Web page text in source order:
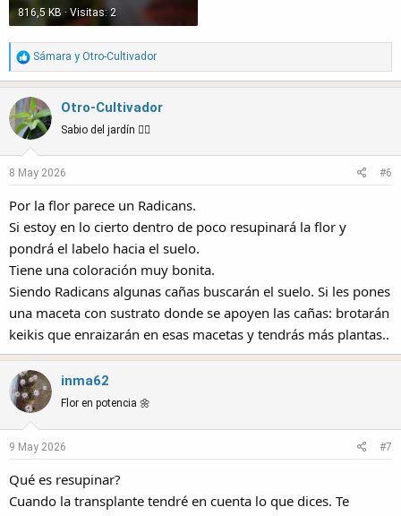
816,5 KB · Visitas: 2
R
e
c
t
i
o
n
Sámara y Otro-Cultivador
Otro-Cultivador
Sabio del jardín 🧙‍♂️
8 May 2026 #6
Por la flor parece un Radicans.
Si estoy en lo cierto dentro de poco resupinará la flor y
pondrá el labelo hacia el suelo.
Tiene una coloración muy bonita.
Siendo Radicans algunas cañas buscarán el suelo. Si les pones
una maceta con sustrato donde se apoyen las cañas: brotarán
keikis que enraizarán en esas macetas y tendrás más plantas..
inma62
Flor en potencia 🌼
9 May 2026 #7
Qué es resupinar?
Cuando la transplante tendré en cuenta lo que dices. Te